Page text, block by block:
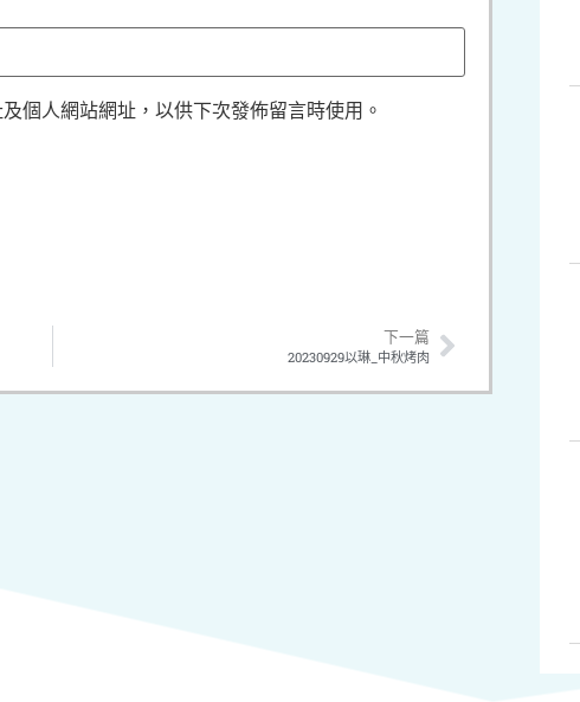
個人網站網址，以供下次發佈留言時使用。
下一篇
20230929以琳_中秋烤肉